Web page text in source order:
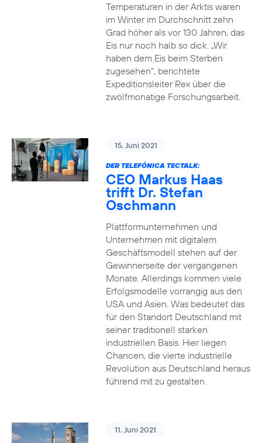
Temperaturen in der Arktis waren
im Winter im Durchschnitt zehn
Grad höher als vor 130 Jahren, das
Eis nur noch halb so dick. „Wir
haben dem Eis beim Sterben
zugesehen“, berichtete
Expeditionsleiter Rex über die
zwölfmonatige Forschungsarbeit.
15. Juni 2021
DER TELEFÓNICA TECTALK:
CEO Markus Haas
trifft Dr. Stefan
Oschmann
Plattformunternehmen und
Unternehmen mit digitalem
Geschäftsmodell stehen auf der
Gewinnerseite der vergangenen
Monate. Allerdings kommen viele
Erfolgsmodelle vorrangig aus den
USA und Asien. Was bedeutet das
für den Standort Deutschland mit
seiner traditionell starken
industriellen Basis. Hier liegen
Chancen, die vierte industrielle
Revolution aus Deutschland heraus
führend mit zu gestalten.
11. Juni 2021